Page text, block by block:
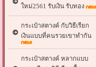
ใหม่2561 รับเงิน รับทอง
กระเป๋าสตางค์ กับวิธีเรียก
เงินแบบที่คนรวยเขาทำกัน
กระเป๋าสตางค์ หลากแบบ